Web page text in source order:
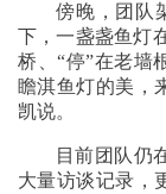
傍晚，团队
下，一盏盏鱼灯
桥、“停”在老
瞻淇鱼灯的美，
凯说。
目前团队仍
大量访谈记录，